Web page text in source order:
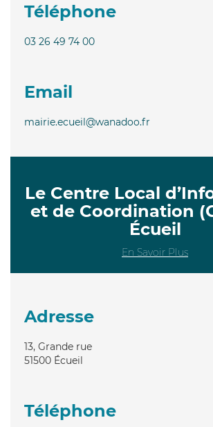
Téléphone
03 26 49 74 00
Email
mairie.ecueil@wanadoo.fr
Le Centre Local
et de Coordination
Écueil
En Savoir Plus
Adresse
13, Grande rue
51500 Écueil
Téléphone